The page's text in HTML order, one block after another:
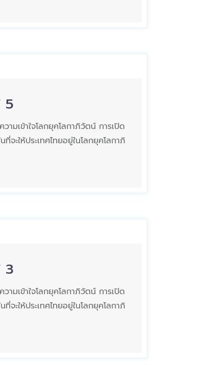
5
มเข้าใจโลกยุคโลกาภิวัตน์ การเปิด
จะให้ประเทศไทยอยู่ในโลกยุคโลกาภิ
3
มเข้าใจโลกยุคโลกาภิวัตน์ การเปิด
จะให้ประเทศไทยอยู่ในโลกยุคโลกาภิ